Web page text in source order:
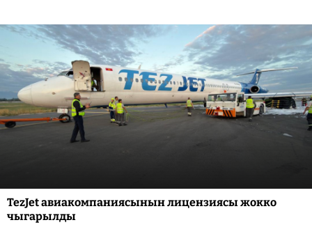
TezJet авиакомпаниясынын лицензиясы жокко
чыгарылды